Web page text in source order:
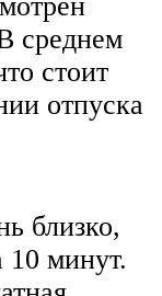
среднем
стоит
отпуска
близко,
10 минут.